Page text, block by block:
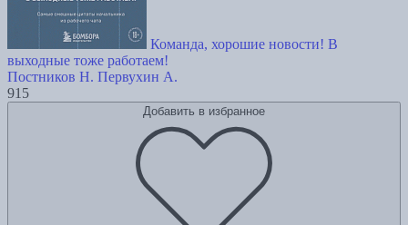
Команда, хорошие новости! В
выходные тоже работаем!
Постников Н. Первухин А.
915
Добавить в избранное